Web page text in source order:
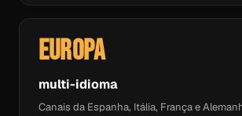
Europa
multi-idioma
Canais da Espanha, Itália, França e